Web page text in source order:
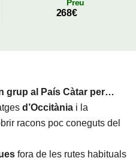
Preu
268€
grup al País Càtar per…
d’Occitània i la
racons poc coneguts del
fora de les rutes habituals